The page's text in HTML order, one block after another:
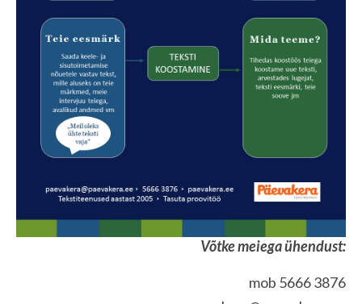
Võtke meiega ühendust:
mob 5666 3876